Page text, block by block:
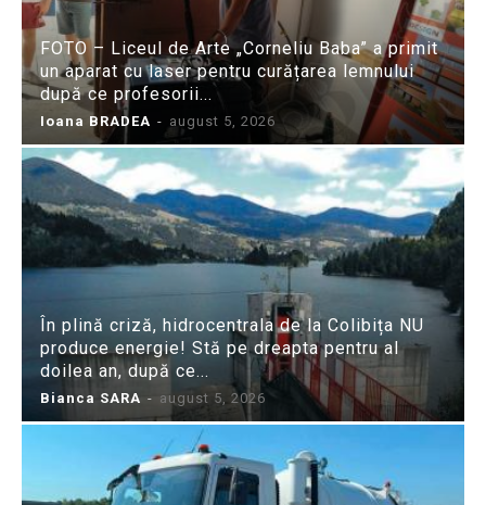
FOTO – Liceul de Arte „Corneliu Baba” a primit
un aparat cu laser pentru curățarea lemnului
după ce profesorii...
Ioana BRADEA - august 5, 2026
În plină criză, hidrocentrala de la Colibița NU
produce energie! Stă pe dreapta pentru al
doilea an, după ce...
Bianca SARA - august 5, 2026